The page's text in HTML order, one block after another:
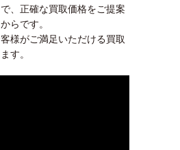
、正確な買取価格をご提案
らです。
様がご満足いただける買取
す。